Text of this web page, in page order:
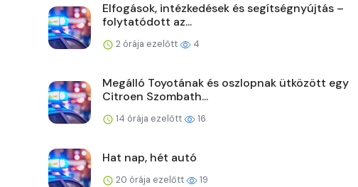
Elfogások, intézkedések és segítségnyújtás –
folytatódott az...
2 órája ezelőtt 4
Megálló Toyotának és oszlopnak ütközött egy
Citroen Szombath...
14 órája ezelőtt 16
Hat nap, hét autó
20 órája ezelőtt 19